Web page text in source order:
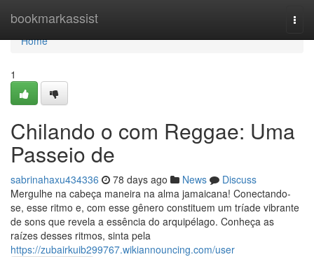
bookmarkassist
Home
Home
1
Chilando o com Reggae: Uma
Passeio de
sabrinahaxu434336 78 days ago News
Discuss
Mergulhe na cabeça maneira na alma jamaicana! Conectando-
se, esse ritmo e, com esse gênero constituem um tríade vibrante
de sons que revela a essência do arquipélago. Conheça as
raízes desses ritmos, sinta pela
https://zubairkuib299767.wikiannouncing.com/user